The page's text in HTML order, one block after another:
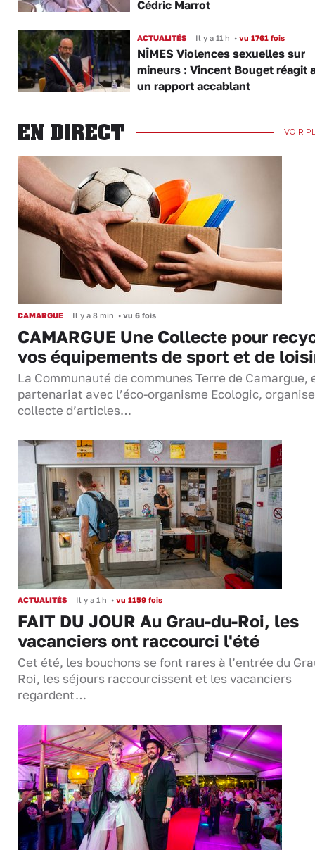
Cédric Marrot
ACTUALITÉS Il y a 11 h •vu 1761 fois
NÎMES Violences sexuelles sur
mineurs : Vincent Bouget réagit
un rapport accablant
EN DIRECT VOIR
CAMARGUE Il y a 8 min • vu 6 fois
CAMARGUE Une Collecte pour
vos équipements de sport et de
La Communauté de communes Terre de Camargue,
partenariat avec l’éco-organisme Ecologic,
collecte d’articles…
ACTUALITÉS Il y a 1 h • vu 1159 fois
FAIT DU JOUR Au Grau-du-Roi, les
vacanciers ont raccourci l'été
Cet été, les bouchons se font rares à l’entrée du
Roi, les séjours raccourcissent et les vacanciers
regardent…